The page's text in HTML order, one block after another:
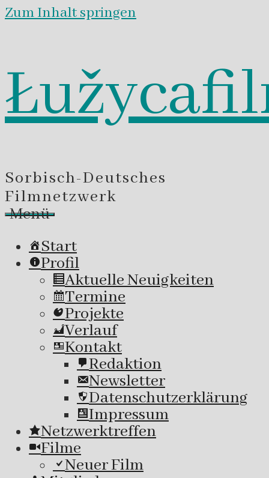
Zum Inhalt springen
Sorbisch-Deutsches
Filmnetzwerk
Menü
Start
Profil
Aktuelle Neuigkeiten
Termine
Projekte
Verlauf
Kontakt
Redaktion
Newsletter
Datenschutzerklärung
Impressum
Netzwerktreffen
Filme
Neuer Film